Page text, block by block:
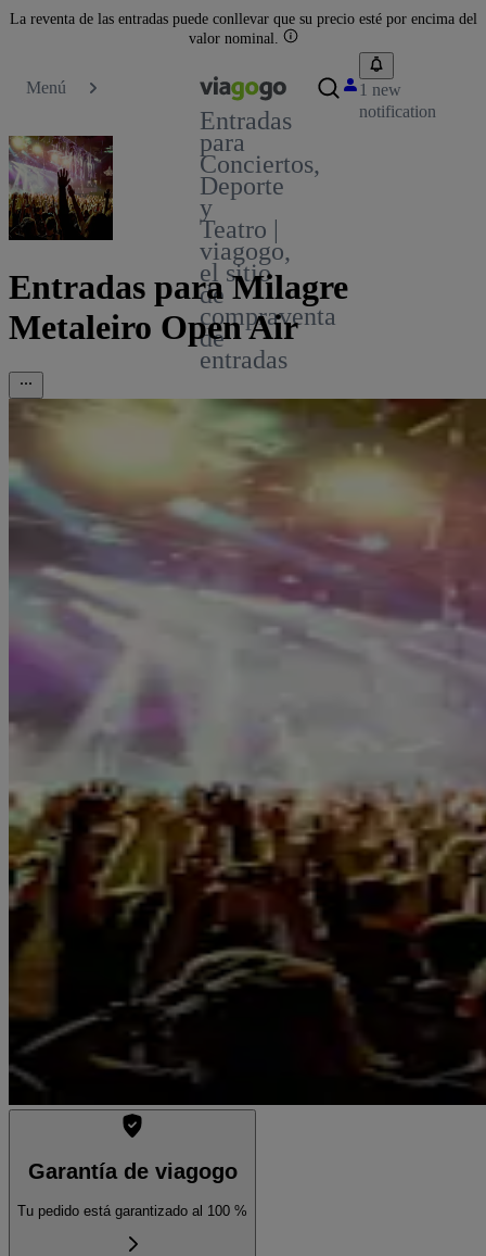
La reventa de las entradas puede conllevar que su precio esté por encima del
valor nominal.
Menú
Entradas
para
Conciertos,
Deporte
y
Teatro |
viagogo,
el sitio
de
compraventa
de
entradas
1 new
notification
Entradas para Milagre
Metaleiro Open Air
Garantía de viagogo
Tu pedido está garantizado al 100 %